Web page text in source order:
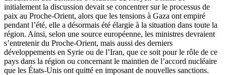
initialement la discussion devait se concentrer sur le processus de
paix au Proche-Orient, alors que les tensions à Gaza ont empiré
pendant l’été, elle a désormais été élargie à la situation dans toute la
région. Ainsi, selon une source européenne, les ministres devraient
s’entretenir du Proche-Orient, mais aussi des derniers
développements en Syrie ou de l’Iran, que ce soit pour le rôle de ce
pays dans la région ou concernant le maintien de l’accord nucléaire
que les États-Unis ont quitté en imposant de nouvelles sanctions.